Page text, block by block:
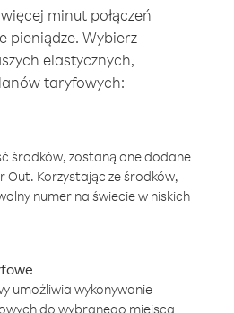
minut połączeń
pieniądze. Wybierz
elastycznych,
taryfowych:
środków, zostaną one dodane
Out. Korzystając ze środków,
numer na świecie w niskich
umożliwia wykonywanie
do wybranego miejsca